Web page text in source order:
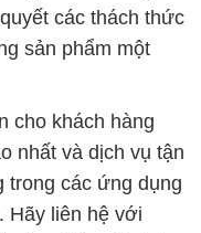
các thách thức
sản phẩm một
cho khách hàng
nhất và dịch vụ tận
trong các ứng dụng
Hãy liên hệ với